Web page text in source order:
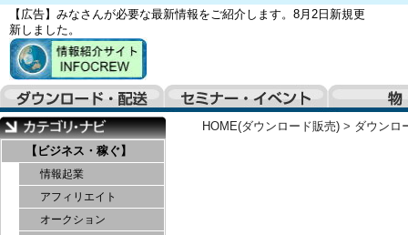
【広告】みなさんが必要な最新情報をご紹介します。8月2日新規更
新しました。
【ビジネス・稼ぐ】
情報起業
アフィリエイト
オークション
HOME(ダウンロード販売) > ダウンロ